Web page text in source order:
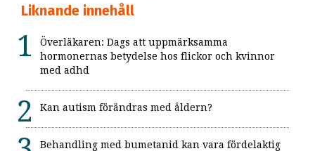
Liknande innehåll
Överläkaren: Dags att uppmärksamma
hormonernas betydelse hos flickor och kvinnor
med adhd
Kan autism förändras med åldern?
Behandling med bumetanid kan vara fördelaktig